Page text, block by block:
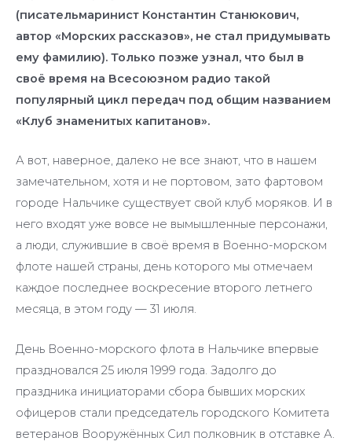
(писательмаринист Константин Станюкович,
автор «Морских рассказов», не стал придумывать
ему фамилию). Только позже узнал, что был в
своё время на Всесоюзном радио такой
популярный цикл передач под общим названием
«Клуб знаменитых капитанов».
А вот, наверное, далеко не все знают, что в нашем
замечательном, хотя и не портовом, зато фартовом
городе Нальчике существует свой клуб моряков. И в
него входят уже вовсе не вымышленные персонажи,
а люди, служившие в своё время в Военно-морском
флоте нашей страны, день которого мы отмечаем
каждое последнее воскресение второго летнего
месяца, в этом году — 31 июля.
День Военно-морского флота в Нальчике впервые
праздновался 25 июля 1999 года. Задолго до
праздника инициаторами сбора бывших морских
офицеров стали председатель городского Комитета
ветеранов Вооружённых Сил полковник в отставке А.